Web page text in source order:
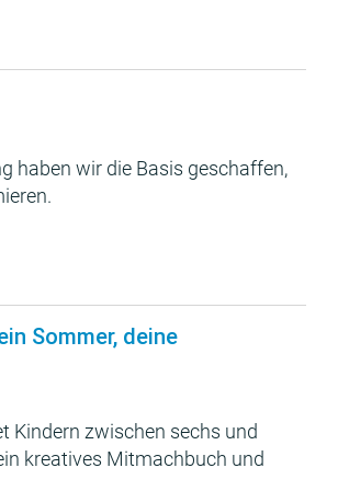
haben wir die Basis geschaffen,
Sommer, deine
Kindern zwischen sechs und
kreatives Mitmachbuch und